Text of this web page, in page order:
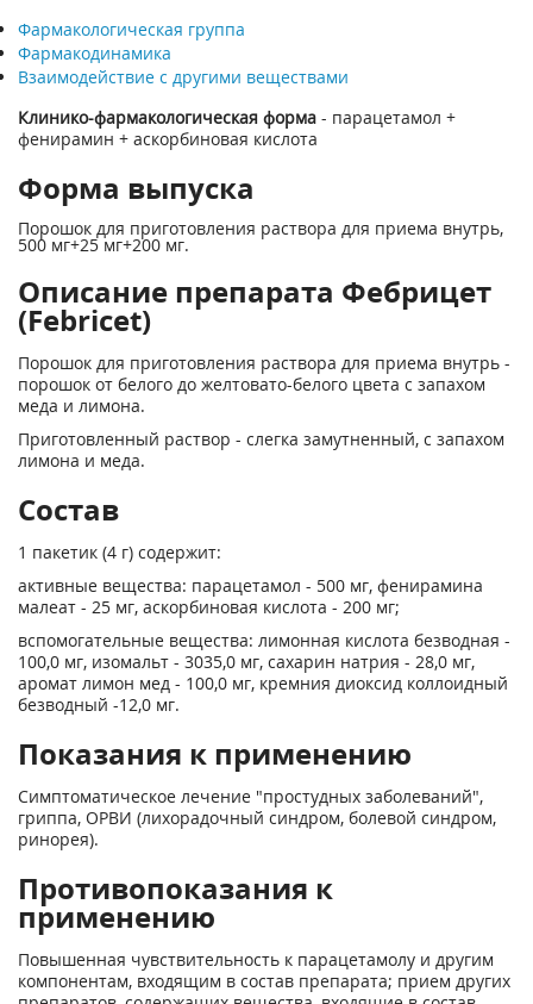
Фармакологическая группа
Фармакодинамика
Взаимодействие с другими веществами
Клинико-фармакологическая форма - парацетамол +
фенирамин + аскорбиновая кислота
Форма выпуска
Порошок для приготовления раствора для приема внутрь,
500 мг+25 мг+200 мг.
Описание препарата Фебрицет
(Febricet)
Порошок для приготовления раствора для приема внутрь -
порошок от белого до желтовато-белого цвета с запахом
меда и лимона.
Приготовленный раствор - слегка замутненный, с запахом
лимона и меда.
Состав
1 пакетик (4 г) содержит:
активные вещества: парацетамол - 500 мг, фенирамина
малеат - 25 мг, аскорбиновая кислота - 200 мг;
вспомогательные вещества: лимонная кислота безводная -
100,0 мг, изомальт - 3035,0 мг, сахарин натрия - 28,0 мг,
аромат лимон мед - 100,0 мг, кремния диоксид коллоидный
безводный -12,0 мг.
Показания к применению
Симптоматическое лечение "простудных заболеваний",
гриппа, ОРВИ (лихорадочный синдром, болевой синдром,
ринорея).
Противопоказания к
применению
Повышенная чувствительность к парацетамолу и другим
компонентам, входящим в состав препарата; прием других